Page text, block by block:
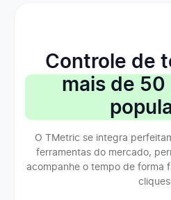
Controle de
mais de
O TMetric se integra
ferramentas do mercado,
acompanhe o tempo de forma